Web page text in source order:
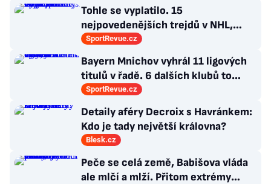
Tohle se vyplatilo. 15
nejpovedenějších trejdů v NHL,
které byly upečeny na poslední
SportRevue.cz
Bayern Mnichov vyhrál 11 ligových
titulů v řadě. 6 dalších klubů to
zvládlo také, některé i víckrát
SportRevue.cz
Detaily aféry Decroix s Havránkem:
Kdo je tady největší královna?
Blesk.cz
Peče se celá země, Babišova vláda
ale mlčí a mlží. Přitom extrémy